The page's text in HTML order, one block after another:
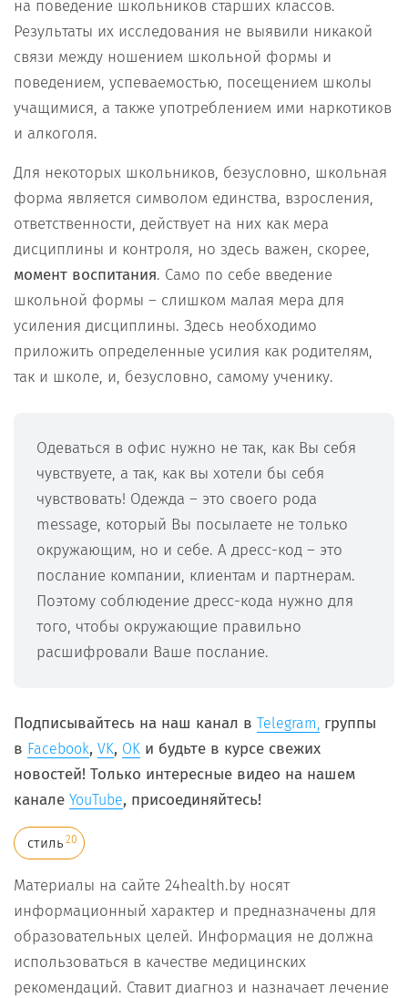
на поведение школьников старших классов.
Результаты их исследования не выявили никакой
связи между ношением школьной формы и
поведением, успеваемостью, посещением школы
учащимися, а также употреблением ими наркотиков
и алкоголя.
Для некоторых школьников, безусловно, школьная
форма является символом единства, взросления,
ответственности, действует на них как мера
дисциплины и контроля, но здесь важен, скорее,
момент воспитания. Само по себе введение
школьной формы – слишком малая мера для
усиления дисциплины. Здесь необходимо
приложить определенные усилия как родителям,
так и школе, и, безусловно, самому ученику.
Одеваться в офис нужно не так, как Вы себя
чувствуете, а так, как вы хотели бы себя
чувствовать! Одежда – это своего рода
message, который Вы посылаете не только
окружающим, но и себе. А дресс-код – это
послание компании, клиентам и партнерам.
Поэтому соблюдение дресс-кода нужно для
того, чтобы окружающие правильно
расшифровали Ваше послание.
Подписывайтесь на наш канал в Telegram, группы
в Facebook, VK, OK и будьте в курсе свежих
новостей! Только интересные видео на нашем
канале YouTube, присоединяйтесь!
стиль 20
Материалы на сайте 24health.by носят
информационный характер и предназначены для
образовательных целей. Информация не должна
использоваться в качестве медицинских
рекомендаций. Ставит диагноз и назначает лечение